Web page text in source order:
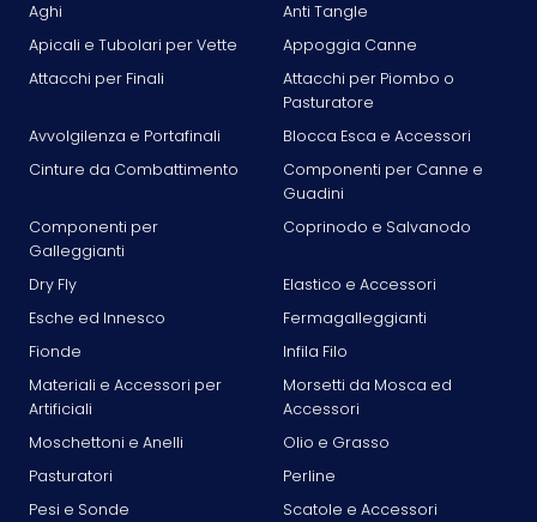
Aghi
Anti Tangle
Apicali e Tubolari per Vette
Appoggia Canne
Attacchi per Finali
Attacchi per Piombo o
Pasturatore
Avvolgilenza e Portafinali
Blocca Esca e Accessori
Cinture da Combattimento
Componenti per Canne e
Guadini
Componenti per
Galleggianti
Coprinodo e Salvanodo
Dry Fly
Elastico e Accessori
Esche ed Innesco
Fermagalleggianti
Fionde
Infila Filo
Materiali e Accessori per
Artificiali
Morsetti da Mosca ed
Accessori
Moschettoni e Anelli
Olio e Grasso
Pasturatori
Perline
Pesi e Sonde
Scatole e Accessori